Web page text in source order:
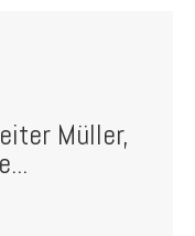
Müller,